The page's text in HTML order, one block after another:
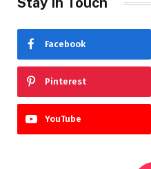
Facebook
Pinterest
YouTube